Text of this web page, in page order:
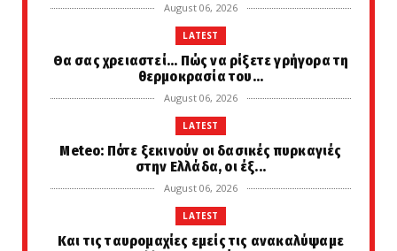
August 06, 2026
LATEST
Θα σας χρειαστεί... Πώς να ρίξετε γρήγορα τη
θερμοκρασία του...
August 06, 2026
LATEST
Meteo: Πότε ξεκινούν οι δασικές πυρκαγιές
στην Ελλάδα, οι έξ...
August 06, 2026
LATEST
Και τις ταυρομαχίες εμείς τις ανακαλύψαμε